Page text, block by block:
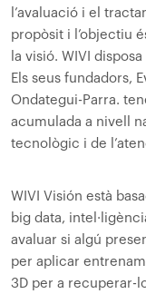
l’avaluació i el
propòsit i l’objectiu
la visió. WIVI
Els seus fundadors,
Ondategui-Parra.
acumulada a nivell
tecnològic i de
WIVI Visión està
big data,
avaluar si algú
per aplicar
3D per a recuperar-